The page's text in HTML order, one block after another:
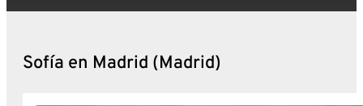
Sofía en Madrid (Madrid)